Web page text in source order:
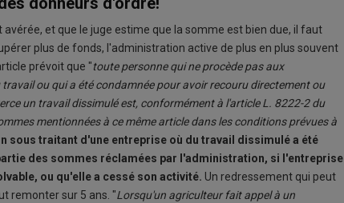
et que le juge estime que la somme est bien due, il faut
plus de fonds, l'administration active de plus en plus souvent
prévoit que "toute personne qui ne procède pas aux
ou qui a été condamnée pour avoir recouru directement ou
un travail dissimulé est, conformément à l'article L. 8222-2 du
mentionnées à ce même article dans les conditions prévues à
sous traitant d'une entreprise où du travail dissimulé a été
des sommes réclamées par l'administration, si l'entreprise
ou qu'elle a cessé son activité. Un redressement qui peut
remonter sur 5 ans. "Lorsqu'un agriculteur fait appel à un